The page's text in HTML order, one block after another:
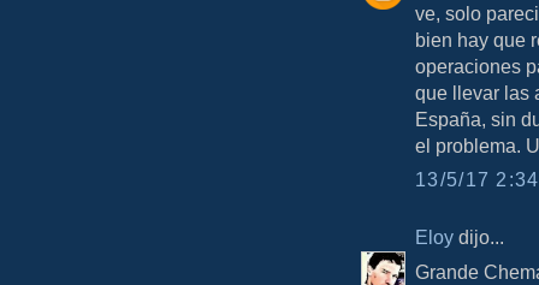
ve, solo
bien hay que
operaciones
que llevar las
España, sin
el problema.
13/5/17
Eloy dijo...
Grande